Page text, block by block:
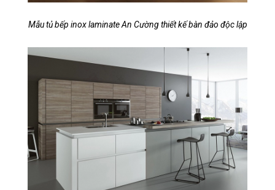
Mẫu tủ bếp inox laminate An Cường thiết kế bàn đảo độc lập